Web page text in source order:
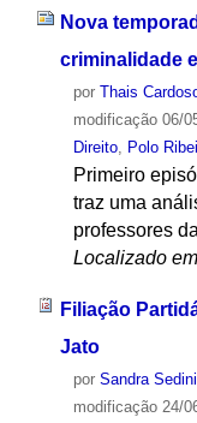
Nova
criminalidade
por Thais
modificação06/
Direito, Polo
Primeiro
traz uma
professores
Localizado em
Filiação
Jato
por Sandra Sedini
modificação24/